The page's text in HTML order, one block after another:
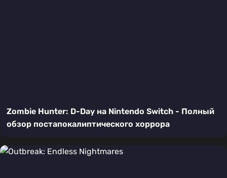
Zombie Hunter: D-Day на Nintendo Switch - Полный
обзор постапокалиптического хоррора